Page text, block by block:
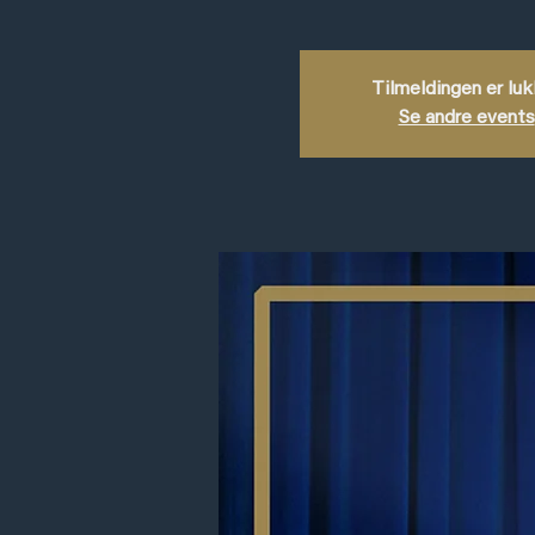
Tilmeldingen er
Se andre events